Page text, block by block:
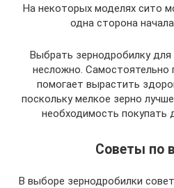
На некоторых моделях сито
одна сторона
Выбрать зернодробилку
несложно. Самостоятельно
помогает вырастить
поскольку мелкое зерно
необходимость покупать
Советы по
В выборе зернодробилки